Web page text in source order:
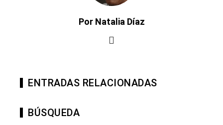
Por Natalia Díaz
ENTRADAS RELACIONADAS
BÚSQUEDA